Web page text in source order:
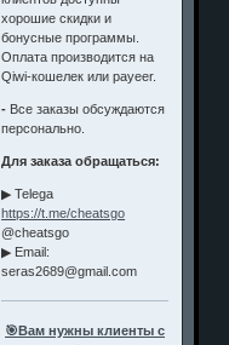
хорошие скидки и
бонусные программы.
Оплата производится на
Qiwi-кошелек или payeer.
- Все заказы обсуждаются
персонально.
Для заказа обращаться:
▶ Telega
https://t.me/cheatsgo
@cheatsgo
▶ Email:
seras2689@gmail.com
🎯Вам нужны клиенты с